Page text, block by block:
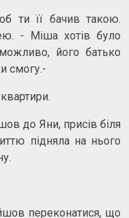
ти її бачив такою.
- Міша хотів було
його батько
смогу.-
до Яни, присів біля
підняла на нього
переконатися, що